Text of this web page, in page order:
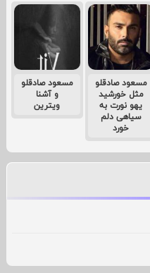
مسعود صادقلو
مثل خورشید
یهو نورت به
سیاهی دلم
خورد
مسعود صادقلو
و آشنا
ویترین